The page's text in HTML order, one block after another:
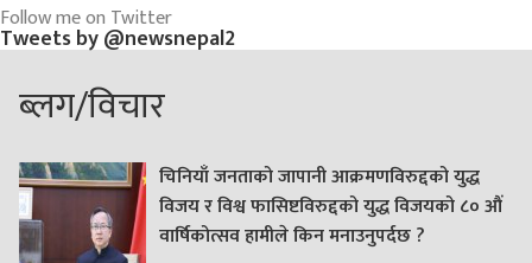
Follow me on Twitter
Tweets by @newsnepal2
ब्लग/विचार
चिनियाँ जनताको जापानी आक्रमणविरुद्दको युद्ध
विजय र विश्व फासिष्टविरुद्दको युद्ध विजयको ८० औं
वार्षिकोत्सव हामीले किन मनाउनुपर्दछ ?